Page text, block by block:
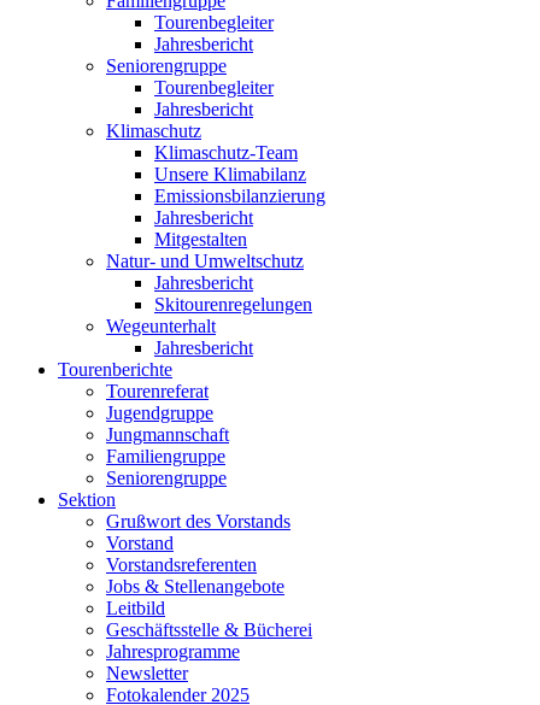
Tourenbegleiter
Jahresbericht
Seniorengruppe
Tourenbegleiter
Jahresbericht
Klimaschutz
Klimaschutz-Team
Unsere Klimabilanz
Emissionsbilanzierung
Jahresbericht
Mitgestalten
Natur- und Umweltschutz
Jahresbericht
Skitourenregelungen
Wegeunterhalt
Jahresbericht
Tourenberichte
Tourenreferat
Jugendgruppe
Jungmannschaft
Familiengruppe
Seniorengruppe
Sektion
Grußwort des Vorstands
Vorstand
Vorstandsreferenten
Jobs & Stellenangebote
Leitbild
Geschäftsstelle & Bücherei
Jahresprogramme
Newsletter
Fotokalender 2025